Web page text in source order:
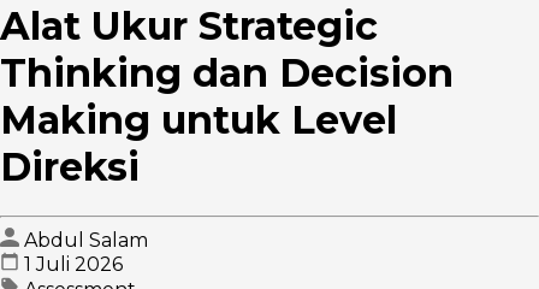
Alat Ukur Strategic
Thinking dan Decision
Making untuk Level
Direksi
Abdul Salam
1 Juli 2026